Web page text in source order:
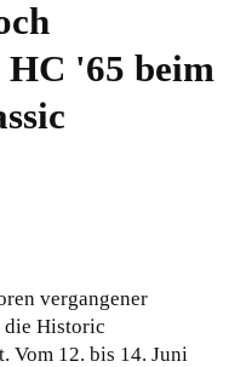
HC '65 beim
vergangener
die Historic
Vom 12. bis 14. Juni